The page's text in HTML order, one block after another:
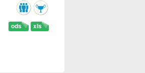
xls
ods